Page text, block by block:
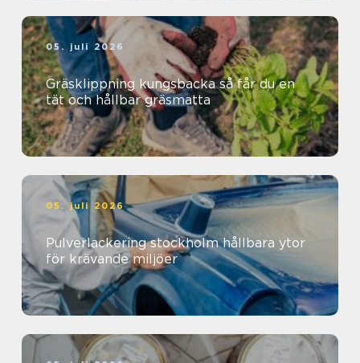
05. juli 2026
Gräsklippning kungsbacka så får du en
tät och hållbar gräsmatta
05. juli 2026
Pulverlackering stockholm hållbara ytor
för krävande miljöer